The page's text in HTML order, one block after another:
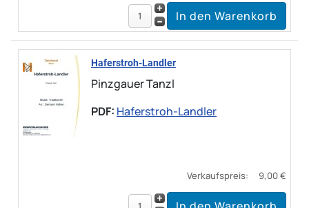
Haferstroh-Landler
Pinzgauer Tanzl
PDF: Haferstroh-Landler
Verkaufspreis: 9,00 €